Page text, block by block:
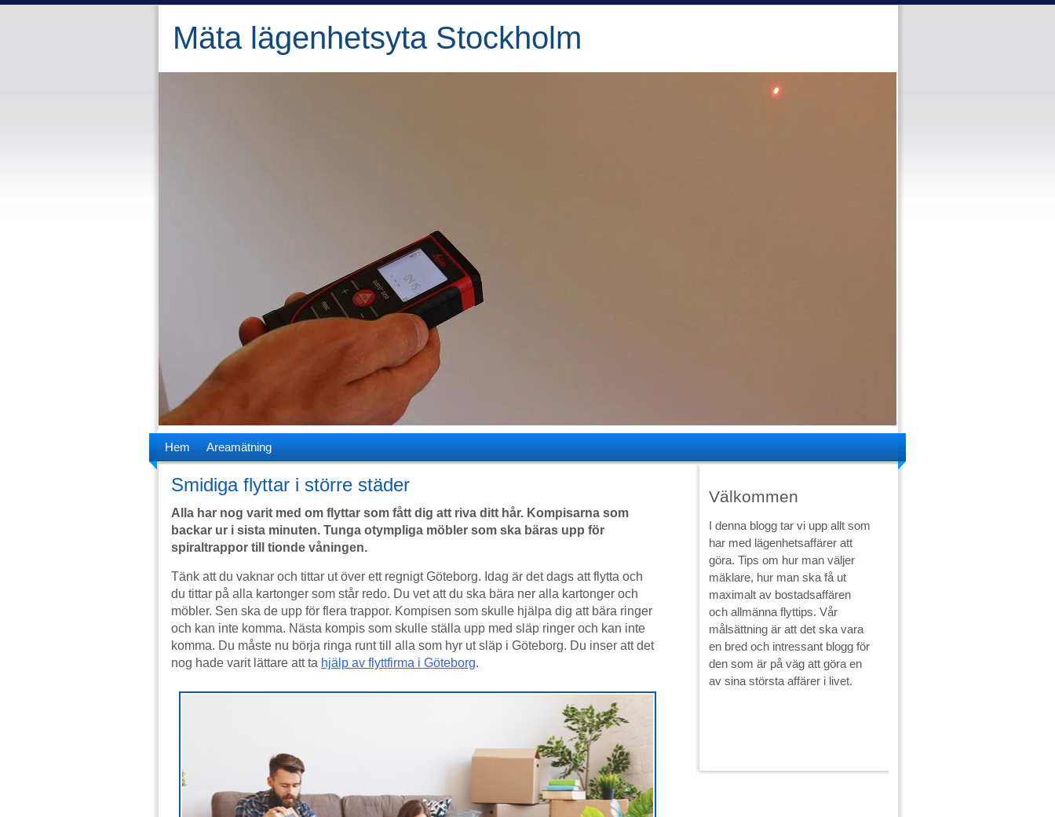
Mäta lägenhetsyta Stockholm
Hem Areamätning
Smidiga flyttar i större städer
Alla har nog varit med om flyttar som fått dig att riva ditt hår. Kompisarna som
backar ur i sista minuten. Tunga otympliga möbler som ska bäras upp för
spiraltrappor till tionde våningen.
Tänk att du vaknar och tittar ut över ett regnigt Göteborg. Idag är det dags att flytta och
du tittar på alla kartonger som står redo. Du vet att du ska bära ner alla kartonger och
möbler. Sen ska de upp för flera trappor. Kompisen som skulle hjälpa dig att bära ringer
och kan inte komma. Nästa kompis som skulle ställa upp med släp ringer och kan inte
komma. Du måste nu börja ringa runt till alla som hyr ut släp i Göteborg. Du inser att det
nog hade varit lättare att ta hjälp av flyttfirma i Göteborg.
Välkommen
I denna blogg tar vi upp allt som
har med lägenhetsaffärer att
göra. Tips om hur man väljer
mäklare, hur man ska få ut
maximalt av bostadsaffären
och allmänna flyttips. Vår
målsättning är att det ska vara
en bred och intressant blogg för
den som är på väg att göra en
av sina största affärer i livet.